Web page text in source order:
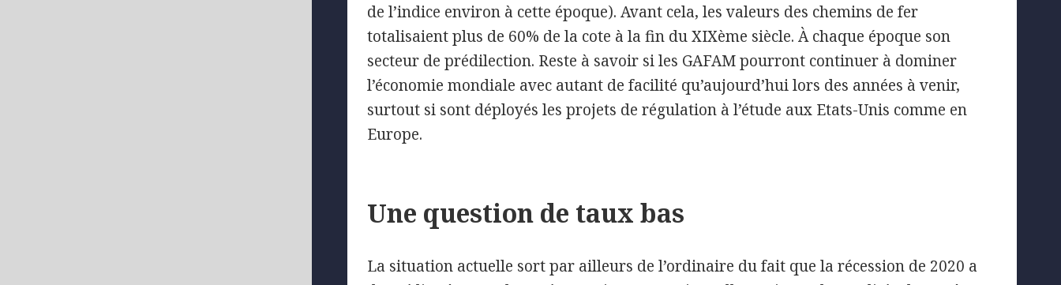
de l’indice environ à cette époque). Avant cela, les valeurs des chemins de fer
totalisaient plus de 60% de la cote à la fin du XIXème siècle. À chaque époque son
secteur de prédilection. Reste à savoir si les GAFAM pourront continuer à dominer
l’économie mondiale avec autant de facilité qu’aujourd’hui lors des années à venir,
surtout si sont déployés les projets de régulation à l’étude aux Etats-Unis comme en
Europe.
Une question de taux bas
La situation actuelle sort par ailleurs de l’ordinaire du fait que la récession de 2020 a